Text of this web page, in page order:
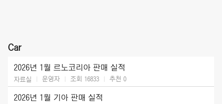
Car
2026년 1월 르노코리아 판매 실적
자료실 운영자 조회 16833 추천 0
2026년 1월 기아 판매 실적